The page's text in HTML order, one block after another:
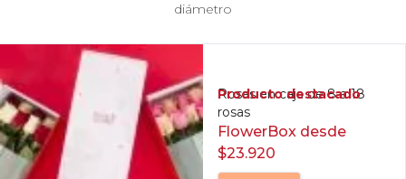
diámetro
Producto destacado
Rosas en caja de 8 a 18
rosas
FlowerBox desde
$23.920